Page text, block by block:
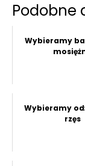
Podobne
Wybieramy
Wybieramy
rzęs